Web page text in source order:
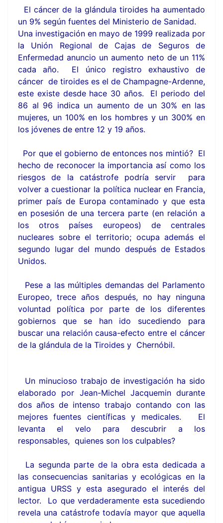
El cáncer de la glándula tiroides ha aumentado
un 9% según fuentes del Ministerio de Sanidad.
Una investigación en mayo de 1999 realizada por
la Unión Regional de Cajas de Seguros de
Enfermedad anuncio un aumento neto de un 11%
cada año. El único registro exhaustivo de
cáncer de tiroides es el de Champagne-Ardenne,
este existe desde hace 30 años. El periodo del
86 al 96 indica un aumento de un 30% en las
mujeres, un 100% en los hombres y un 300% en
los jóvenes de entre 12 y 19 años.
Por que el gobierno de entonces nos mintió? El
hecho de reconocer la importancia así como los
riesgos de la catástrofe podría servir para
volver a cuestionar la política nuclear en Francia,
primer país de Europa contaminado y que esta
en posesión de una tercera parte (en relación a
los otros países europeos) de centrales
nucleares sobre el territorio; ocupa además el
segundo lugar del mundo después de Estados
Unidos.
Pese a las múltiples demandas del Parlamento
Europeo, trece años después, no hay ninguna
voluntad política por parte de los diferentes
gobiernos que se han ido sucediendo para
buscar una relación causa-efecto entre el cáncer
de la glándula de la Tiroides y Chernóbil.
Un minucioso trabajo de investigación ha sido
elaborado por Jean-Michel Jacquemin durante
dos años de intenso trabajo contando con las
mejores fuentes científicas y medicales. El
levanta el velo para descubrir a los
responsables, quienes son los culpables?
La segunda parte de la obra esta dedicada a
las consecuencias sanitarias y ecológicas en la
antigua URSS y esta asegurado el interés del
lector. Lo que verdaderamente esta sucediendo
revela una catástrofe todavía mayor que aquella